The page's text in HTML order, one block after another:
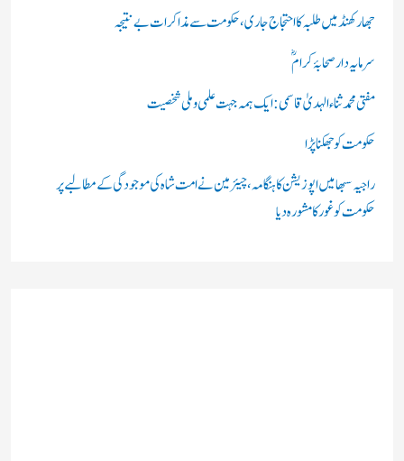
ں
:
جھارکھنڈ میں طلبہ کا احتجاج جاری، حکومت سے مذاکرات بے نتیجہ
سرمایہ دار صحابۂ کرامؓ
مفتی محمد ثناء الہدیٰ قاسمی: ایک ہمہ جہت علمی و ملی شخصیت
حکومت کو جھکنا پڑا
راجیہ سبھا میں اپوزیشن کا ہنگامہ، چیئرمین نے امت شاہ کی موجودگی کے مطالبے پر
حکومت کو غور کا مشورہ دیا